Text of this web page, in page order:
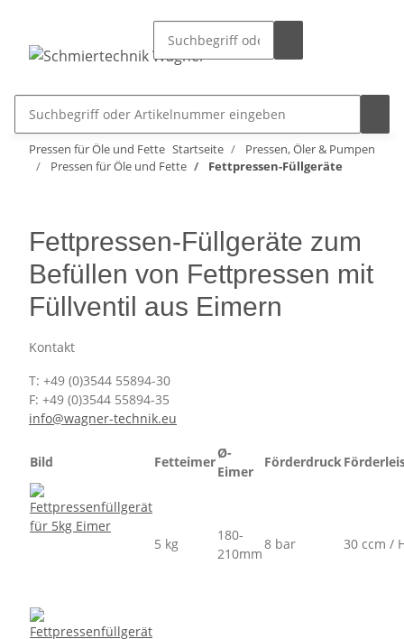
Pressen für Öle und Fette Startseite
Pressen, Öler & Pumpen
Pressen für Öle und Fette
Fettpressen-Füllgeräte
Fettpressen-Füllgeräte zum
Befüllen von Fettpressen mit
Füllventil aus Eimern
Kontakt
T: +49 (0)3544 55894-30
F: +49 (0)3544 55894-35
info@wagner-technik.eu
Bild Fetteimer
Ø-
Eimer
Förderdruck
5 kg
180-
210mm
8 bar 30 ccm /